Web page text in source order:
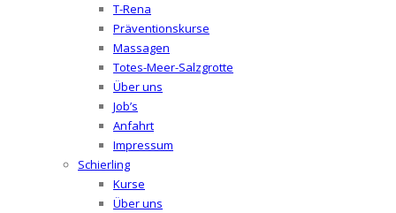
T-Rena
Präventionskurse
Massagen
Totes-Meer-Salzgrotte
Über uns
Job’s
Anfahrt
Impressum
Schierling
Kurse
Über uns